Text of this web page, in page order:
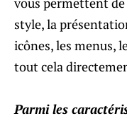
style, la
icônes, les menus,
tout cela
Parmi les